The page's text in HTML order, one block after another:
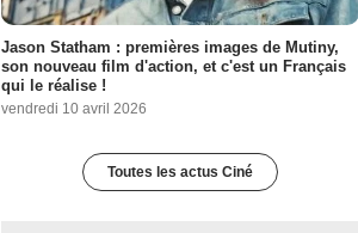
Jason Statham : premières images de Mutiny,
son nouveau film d'action, et c'est un Français
qui le réalise !
vendredi 10 avril 2026
Toutes les actus Ciné